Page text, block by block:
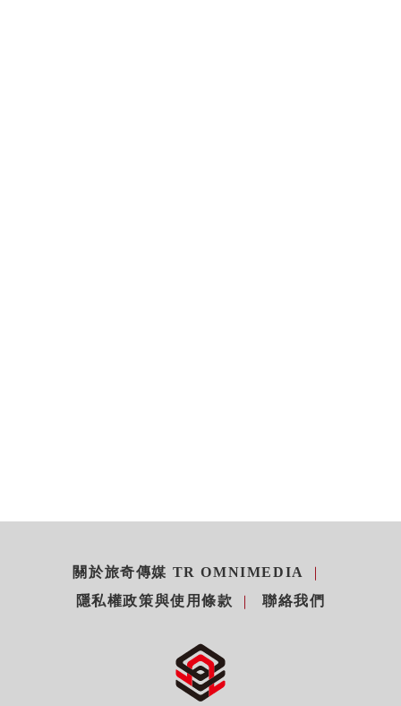
關於旅奇傳媒 TR OMNIMEDIA
隱私權政策與使用條款
聯絡我們